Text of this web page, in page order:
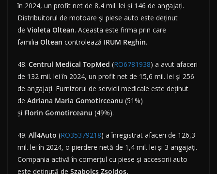
în 2024, un profit net de 8,4 mil. lei și 146 de angajați.
Distribuitorul de motoare și piese auto este deținut
de Violeta Oltean. Aceasta este firma prin care
familia Oltean controlează IRUM Reghin.
48. Centrul Medical TopMed (RO6781938) a avut afaceri
de 132 mil. lei în 2024, un profit net de 15,6 mil. lei și 256
de angajați. Furnizorul de servicii medicale este deținut
de Adriana Maria Gomotirceanu (51%)
și Florin Gomotirceanu (49%).
49. All4Auto (RO35379218) a înregistrat afaceri de 126,3
mil. lei în 2024, o pierdere netă de 1,4 mil. lei și 3 angajați.
Compania activă în comerțul cu piese și accesorii auto
este deținută de Szabolcs Zsoldos.